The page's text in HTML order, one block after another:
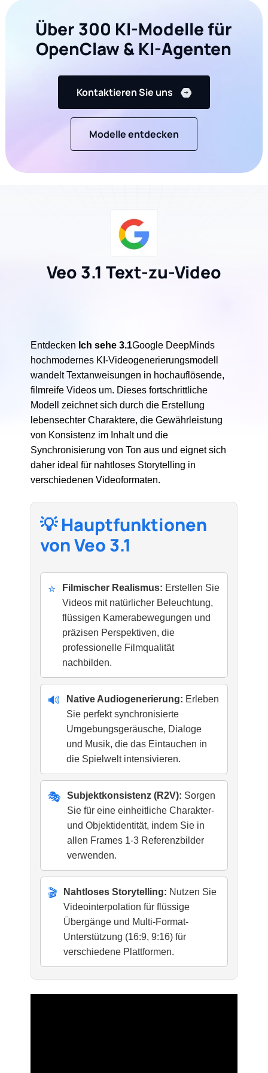
Über 300 KI-Modelle für
OpenClaw & KI-Agenten
Kontaktieren Sie uns
Modelle entdecken
Veo 3.1 Text-zu-Video
Entdecken Ich sehe 3.1Google DeepMinds
hochmodernes KI-Videogenerierungsmodell
wandelt Textanweisungen in hochauflösende,
filmreife Videos um. Dieses fortschrittliche
Modell zeichnet sich durch die Erstellung
lebensechter Charaktere, die Gewährleistung
von Konsistenz im Inhalt und die
Synchronisierung von Ton aus und eignet sich
daher ideal für nahtloses Storytelling in
verschiedenen Videoformaten.
💡 Hauptfunktionen
von Veo 3.1
⭐ Filmischer Realismus: Erstellen Sie
Videos mit natürlicher Beleuchtung,
flüssigen Kamerabewegungen und
präzisen Perspektiven, die
professionelle Filmqualität
nachbilden.
🔊 Native Audiogenerierung: Erleben
Sie perfekt synchronisierte
Umgebungsgeräusche, Dialoge
und Musik, die das Eintauchen in
die Spielwelt intensivieren.
🎭 Subjektkonsistenz (R2V): Sorgen
Sie für eine einheitliche Charakter-
und Objektidentität, indem Sie in
allen Frames 1-3 Referenzbilder
verwenden.
🎬 Nahtloses Storytelling: Nutzen Sie
Videointerpolation für flüssige
Übergänge und Multi-Format-
Unterstützung (16:9, 9:16) für
verschiedene Plattformen.